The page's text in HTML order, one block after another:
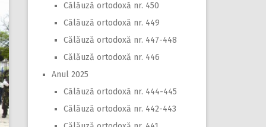
Călăuză ortodoxă nr. 450
Călăuză ortodoxă nr. 449
Călăuză ortodoxă nr. 447-448
Călăuză ortodoxă nr. 446
Anul 2025
Călăuză ortodoxă nr. 444-445
Călăuză ortodoxă nr. 442-443